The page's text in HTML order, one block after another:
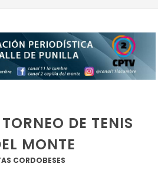
DE TENIS
MONTE
CORDOBESES